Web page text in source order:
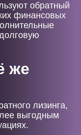
обратный
финансовых
же
лизинга,
выгодным